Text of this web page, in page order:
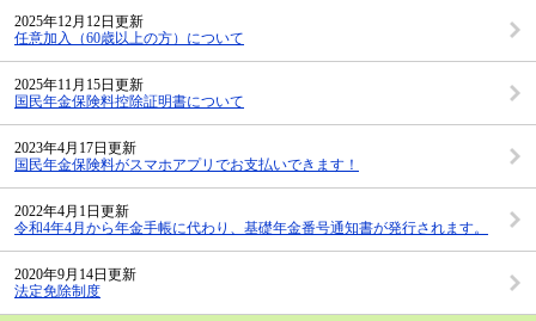
2025年12月12日更新
任意加入（60歳以上の方）について
2025年11月15日更新
国民年金保険料控除証明書について
2023年4月17日更新
国民年金保険料がスマホアプリでお支払いできます！
2022年4月1日更新
令和4年4月から年金手帳に代わり、基礎年金番号通知書が発行されます。
2020年9月14日更新
法定免除制度